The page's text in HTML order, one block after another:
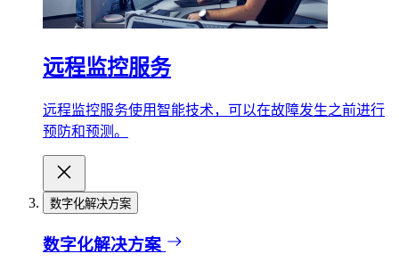
远程监控服务
远程监控服务使用智能技术，可以在故障发生之前进行
预防和预测。
数字化解决方案
数字化解决方案